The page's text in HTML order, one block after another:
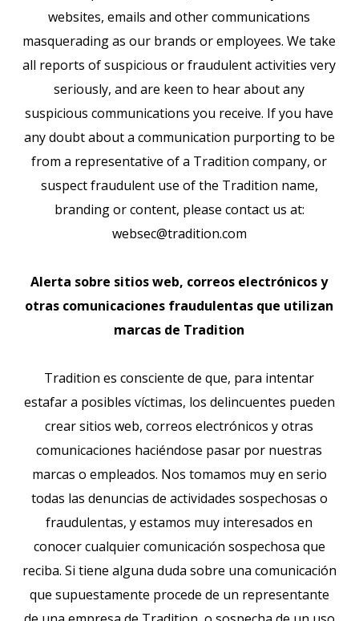
websites, emails and other communications
masquerading as our brands or employees. We take
all reports of suspicious or fraudulent activities very
seriously, and are keen to hear about any
suspicious communications you receive. If you have
any doubt about a communication purporting to be
from a representative of a Tradition company, or
suspect fraudulent use of the Tradition name,
branding or content, please contact us at:
websec@tradition.com
Alerta sobre sitios web, correos electrónicos y
otras comunicaciones fraudulentas que utilizan
marcas de Tradition
Tradition es consciente de que, para intentar
estafar a posibles víctimas, los delincuentes pueden
crear sitios web, correos electrónicos y otras
comunicaciones haciéndose pasar por nuestras
marcas o empleados. Nos tomamos muy en serio
todas las denuncias de actividades sospechosas o
fraudulentas, y estamos muy interesados en
conocer cualquier comunicación sospechosa que
reciba. Si tiene alguna duda sobre una comunicación
que supuestamente procede de un representante